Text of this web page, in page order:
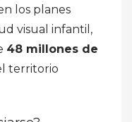
los planes
visual infantil,
48 millones de
territorio